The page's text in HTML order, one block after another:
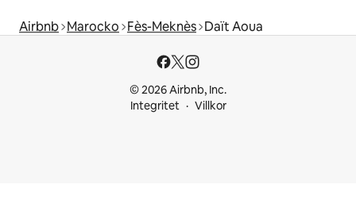
Airbnb Marocko Fès-Meknès Daït Aoua
© 2026 Airbnb, Inc.
Integritet
Villkor